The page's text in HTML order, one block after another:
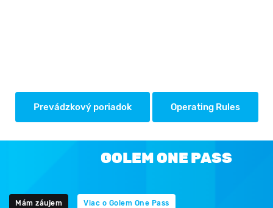
Prevádzkový poriadok Operating Rules
GOLEM ONE PASS
Mám záujem Viac o Golem One Pass